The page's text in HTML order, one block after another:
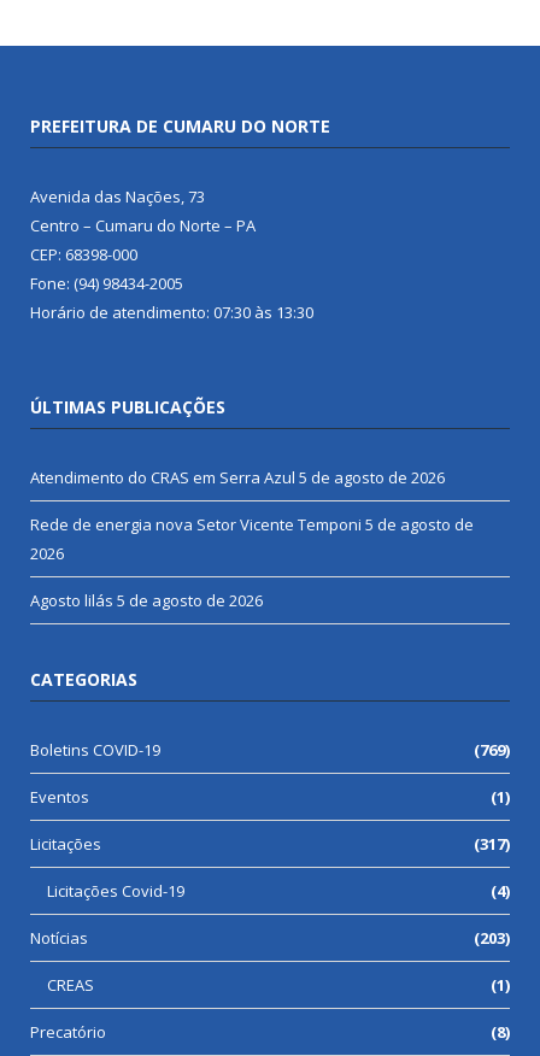
PREFEITURA DE CUMARU DO NORTE
Avenida das Nações, 73
Centro – Cumaru do Norte – PA
CEP: 68398-000
Fone: (94) 98434-2005
Horário de atendimento: 07:30 às 13:30
ÚLTIMAS PUBLICAÇÕES
Atendimento do CRAS em Serra Azul 5 de agosto de 2026
Rede de energia nova Setor Vicente Temponi 5 de agosto de
2026
Agosto lilás 5 de agosto de 2026
CATEGORIAS
Boletins COVID-19 (769)
Eventos (1)
Licitações (317)
Licitações Covid-19 (4)
Notícias (203)
CREAS (1)
Precatório (8)